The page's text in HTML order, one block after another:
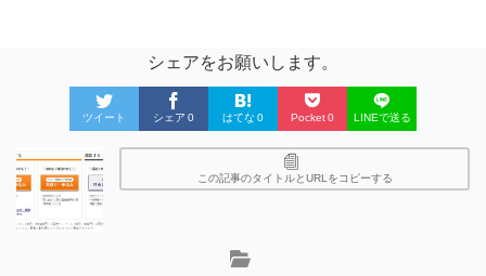
シェアをお願いします。
ツイート シェア 0 はてな 0 Pocket0 LINEで送る
この記事のタイトルとURLをコピーする